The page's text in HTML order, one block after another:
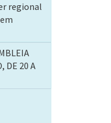
regional
DE 20 A